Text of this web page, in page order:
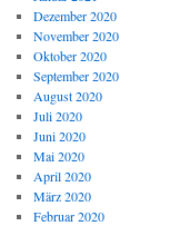
Dezember 2020
November 2020
Oktober 2020
September 2020
August 2020
Juli 2020
Juni 2020
Mai 2020
April 2020
März 2020
Februar 2020